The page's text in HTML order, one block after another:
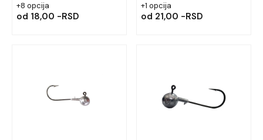
+8 opcija
od 18,00 -RSD
+1 opcija
od 21,00 -RSD